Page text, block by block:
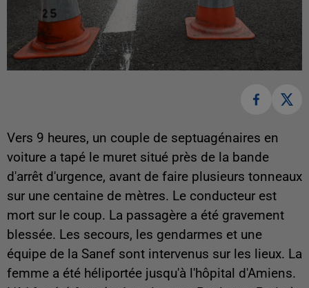
Vers 9 heures, un couple de septuagénaires en
voiture a tapé le muret situé près de la bande
d'arrêt d'urgence, avant de faire plusieurs tonneaux
sur une centaine de mètres. Le conducteur est
mort sur le coup. La passagère a été gravement
blessée. Les secours, les gendarmes et une
équipe de la Sanef sont intervenus sur les lieux. La
femme a été héliportée jusqu'à l'hôpital d'Amiens.